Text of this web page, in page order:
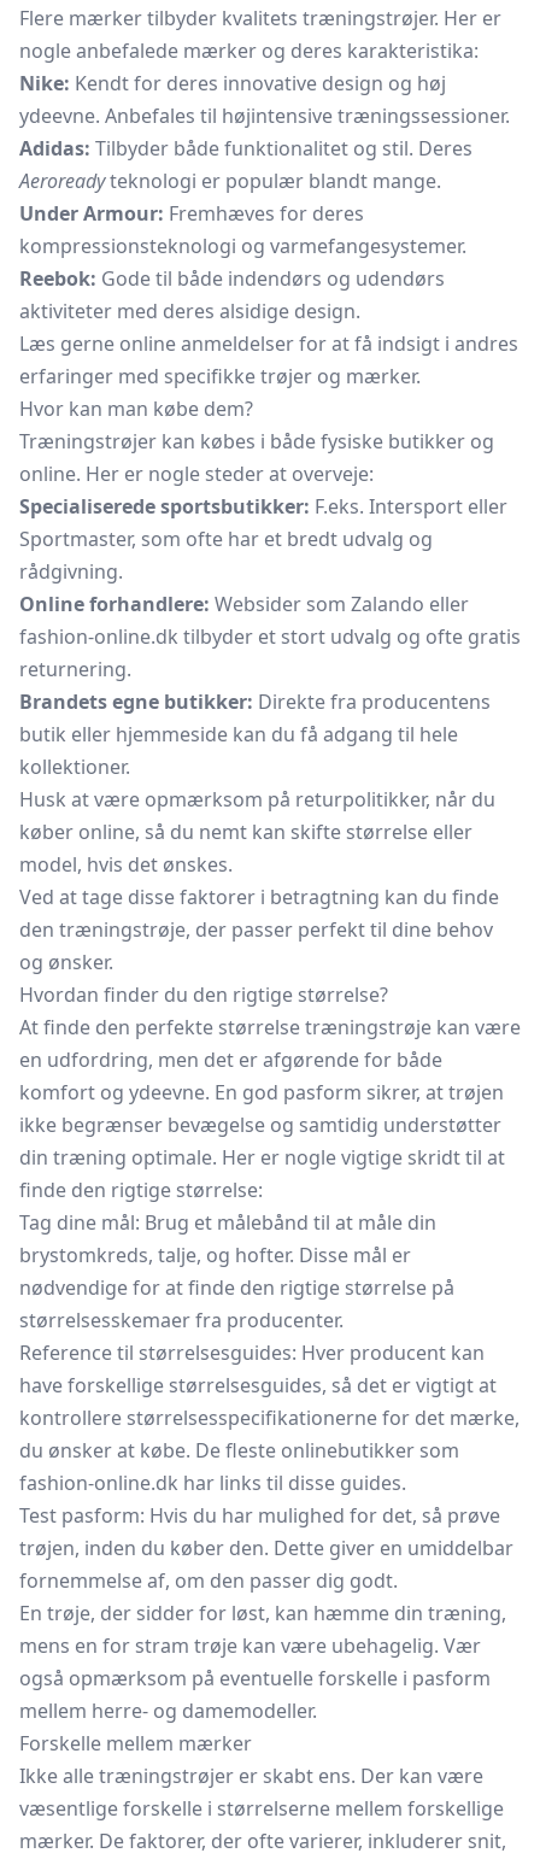
Flere mærker tilbyder kvalitets træningstrøjer. Her er
nogle anbefalede mærker og deres karakteristika:
Nike: Kendt for deres innovative design og høj
ydeevne. Anbefales til højintensive træningssessioner.
Adidas: Tilbyder både funktionalitet og stil. Deres
Aeroreadyteknologi er populær blandt mange.
Under Armour: Fremhæves for deres
kompressionsteknologi og varmefangesystemer.
Reebok: Gode ​​til både indendørs og udendørs
aktiviteter med deres alsidige design.
Læs gerne online anmeldelser for at få indsigt i andres
erfaringer med specifikke trøjer og mærker.
Hvor kan man købe dem?
Træningstrøjer kan købes i både fysiske butikker og
online. Her er nogle steder at overveje:
Specialiserede sportsbutikker: F.eks. Intersport eller
Sportmaster, som ofte har et bredt udvalg og
rådgivning.
Online forhandlere: Websider som Zalando eller
fashion-online.dk tilbyder et stort udvalg og ofte gratis
returnering.
Brandets egne butikker: Direkte fra producentens
butik eller hjemmeside kan du få adgang til hele
kollektioner.
Husk at være opmærksom på returpolitikker, når du
køber online, så du nemt kan skifte størrelse eller
model, hvis det ønskes.
Ved at tage disse faktorer i betragtning kan du finde
den træningstrøje, der passer perfekt til dine behov
og ønsker.
Hvordan finder du den rigtige størrelse?
At finde den perfekte størrelse træningstrøje kan være
en udfordring, men det er afgørende for både
komfort og ydeevne. En god pasform sikrer, at trøjen
ikke begrænser bevægelse og samtidig understøtter
din træning optimale. Her er nogle vigtige skridt til at
finde den rigtige størrelse:
Tag dine mål: Brug et målebånd til at måle din
brystomkreds, talje, og hofter. Disse mål er
nødvendige for at finde den rigtige størrelse på
størrelsesskemaer fra producenter.
Reference til størrelsesguides: Hver producent kan
have forskellige størrelsesguides, så det er vigtigt at
kontrollere størrelsesspecifikationerne for det mærke,
du ønsker at købe. De fleste onlinebutikker som
fashion-online.dk har links til disse guides.
Test pasform: Hvis du har mulighed for det, så prøve
trøjen, inden du køber den. Dette giver en umiddelbar
fornemmelse af, om den passer dig godt.
En trøje, der sidder for løst, kan hæmme din træning,
mens en for stram trøje kan være ubehagelig. Vær
også opmærksom på eventuelle forskelle i pasform
mellem herre- og damemodeller.
Forskelle mellem mærker
Ikke alle træningstrøjer er skabt ens. Der kan være
væsentlige forskelle i størrelserne mellem forskellige
mærker. De faktorer, der ofte varierer, inkluderer snit,